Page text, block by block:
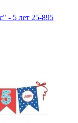
- 5 лет 25-895